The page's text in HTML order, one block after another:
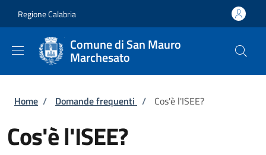
Regione Calabria
Comune di San Mauro
Marchesato
Briciole di pane
Home / Domande frequenti / Cos'è l'ISEE?
Cos'è l'ISEE?